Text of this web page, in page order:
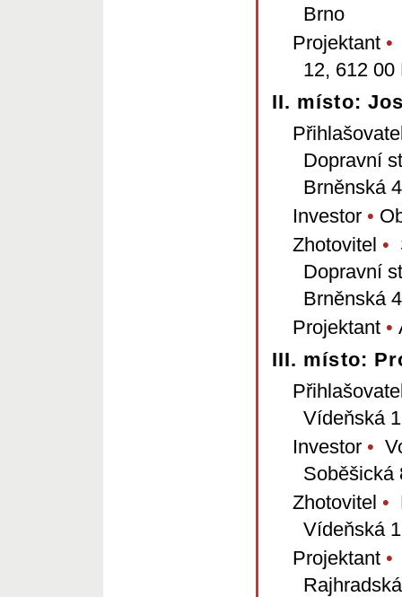
Brno
Projektant •
12, 612 00
II. místo:
Dopravní
Brněnská
Investor •
Zhotovitel •
Dopravní
Brněnská
Projektant •
III. místo:
Vídeňská
Investor •
Soběšická
Zhotovitel •
Vídeňská
Projektant •